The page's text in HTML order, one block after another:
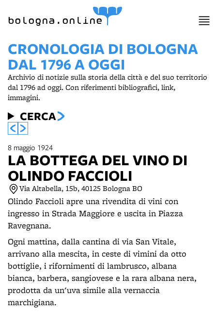
bologna.online
CRONOLOGIA DI BOLOGNA
DAL 1796 A OGGI
Archivio di notizie sulla storia della città e del suo territorio
dal 1796 ad oggi. Con riferimenti bibliografici, link,
immagini.
CERCA
8 maggio 1924
LA BOTTEGA DEL VINO DI
OLINDO FACCIOLI
Via Altabella, 15b, 40125 Bologna BO
Olindo Faccioli apre una rivendita di vini con
ingresso in Strada Maggiore e uscita in Piazza
Ravegnana.
Ogni mattina, dalla cantina di via San Vitale,
arrivano alla mescita, in ceste di vimini da otto
bottiglie, i rifornimenti di lambrusco, albana
bianca, barbera, sangiovese e la rara albana nera,
prodotta da un'uva simile alla vernaccia
marchigiana.